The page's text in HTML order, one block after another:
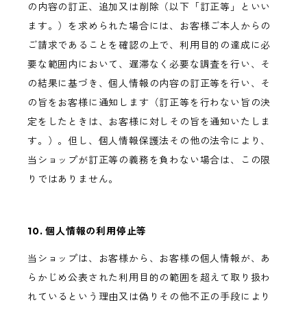
の内容の訂正、追加又は削除（以下「訂正等」といい
ます。）を求められた場合には、お客様ご本人からの
ご請求であることを確認の上で、利用目的の達成に必
要な範囲内において、遅滞なく必要な調査を行い、そ
の結果に基づき、個人情報の内容の訂正等を行い、そ
の旨をお客様に通知します（訂正等を行わない旨の決
定をしたときは、お客様に対しその旨を通知いたしま
す。）。但し、個人情報保護法その他の法令により、
当ショップが訂正等の義務を負わない場合は、この限
りではありません。
10. 個人情報の利用停止等
当ショップは、お客様から、お客様の個人情報が、あ
らかじめ公表された利用目的の範囲を超えて取り扱わ
れているという理由又は偽りその他不正の手段により